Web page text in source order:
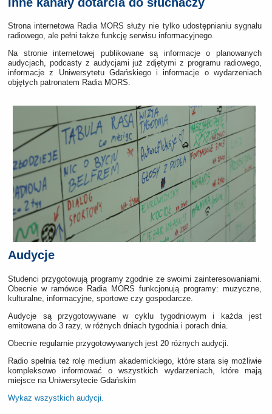
Strona internetowa Radia MORS służy nie tylko udostępnianiu sygnału
radiowego, ale pełni także funkcję serwisu informacyjnego.
Na stronie internetowej publikowane są informacje o planowanych
audycjach, podcasty z audycjami już zdjętymi z programu radiowego,
informacje z Uniwersytetu Gdańskiego i informacje o wydarzeniach
objętych patronatem Radia MORS.
Audycje
Studenci przygotowują programy zgodnie ze swoimi zainteresowaniami.
Obecnie w ramówce Radia MORS funkcjonują programy: muzyczne,
kulturalne, informacyjne, sportowe czy gospodarcze.
Audycje są przygotowywane w cyklu tygodniowym i każda jest
emitowana do 3 razy, w różnych dniach tygodnia i porach dnia.
Obecnie regularnie przygotowywanych jest 20 różnych audycji.
Radio spełnia też rolę medium akademickiego, które stara się możliwie
kompleksowo informować o wszystkich wydarzeniach, które mają
miejsce na Uniwersytecie Gdańskim
Wykaz wszystkich audycji.